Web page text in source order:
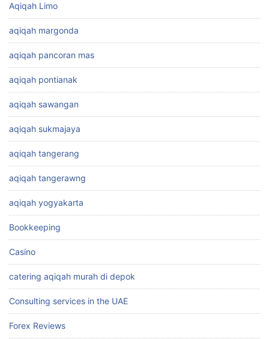
Aqiqah Limo
aqiqah margonda
aqiqah pancoran mas
aqiqah pontianak
aqiqah sawangan
aqiqah sukmajaya
aqiqah tangerang
aqiqah tangerawng
aqiqah yogyakarta
Bookkeeping
Casino
catering aqiqah murah di depok
Consulting services in the UAE
Forex Reviews